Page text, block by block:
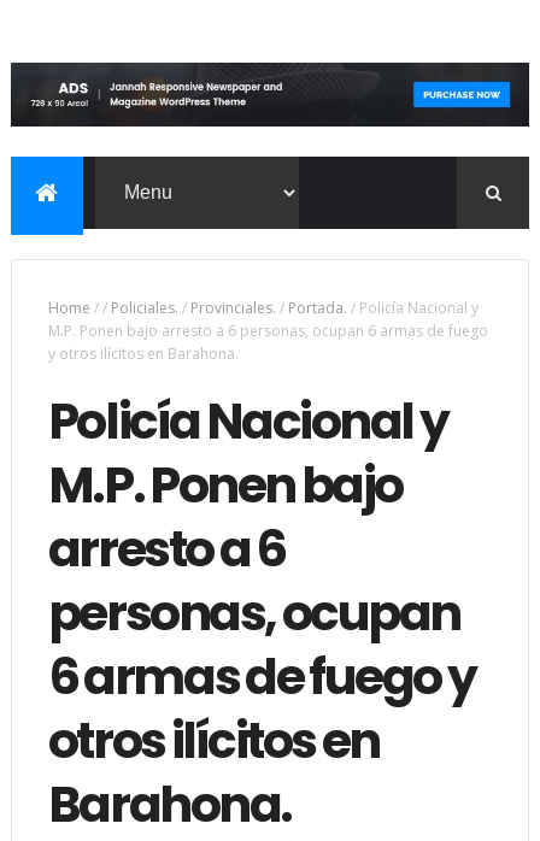
Home // Policiales. / Provinciales. / Portada. / Policía Nacional y
M.P. Ponen bajo arresto a 6 personas, ocupan 6 armas de fuego
y otros ilícitos en Barahona.
Policía Nacional y
M.P. Ponen bajo
arresto a 6
personas, ocupan
6 armas de fuego y
otros ilícitos en
Barahona.